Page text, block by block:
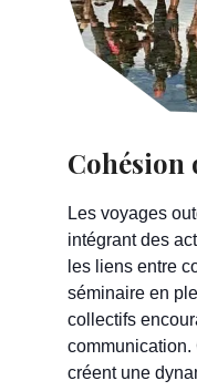
Cohésion
Les voyages
intégrant des
les liens entre
séminaire en
collectifs
communication.
créent une